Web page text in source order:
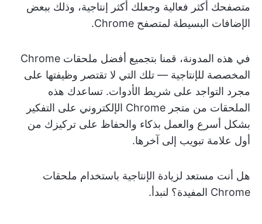
متصفحك أكثر فعالية وجعلك أكثر إنتاجية، وذلك ببعض
الإضافات البسيطة لمتصفح Chrome.
في هذه المدونة، قمنا بتجميع أفضل ملحقات Chrome
المخصصة للإنتاجية — تلك التي لا تقتصر وظيفتها على
مجرد التواجد على شريط الأدوات. تساعدك هذه
الملحقات من متجر Chrome الإلكتروني على التفكير
بشكل أسرع والعمل بذكاء والحفاظ على تركيزك من
أول علامة تبويب إلى آخرها.
هل أنت مستعد لزيادة الإنتاجية باستخدام ملحقات
Chrome المفيدة؟ لنبدأ.